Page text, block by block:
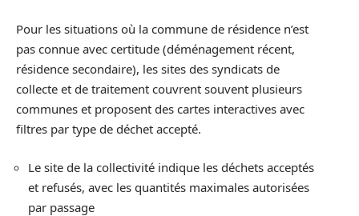
Pour les situations où la commune de résidence n’est
pas connue avec certitude (déménagement récent,
résidence secondaire), les sites des syndicats de
collecte et de traitement couvrent souvent plusieurs
communes et proposent des cartes interactives avec
filtres par type de déchet accepté.
Le site de la collectivité indique les déchets acceptés
et refusés, avec les quantités maximales autorisées
par passage